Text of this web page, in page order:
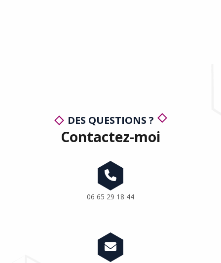
DES QUESTIONS ?
Contactez-moi
06 65 29 18 44